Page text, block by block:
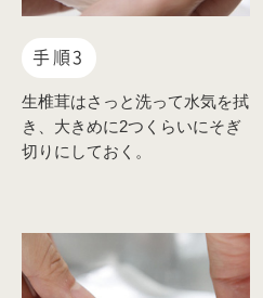
手順3
生椎茸はさっと洗って水気を拭
き、大きめに2つくらいにそぎ
切りにしておく。